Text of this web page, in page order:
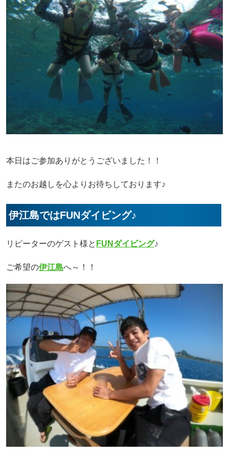
本日はご参加ありがとうございました！！
またのお越しを心よりお待ちしております♪
伊江島ではFUNダイビング♪
リピーターのゲスト様と FUNダイビング♪
ご希望の伊江島へ～！！